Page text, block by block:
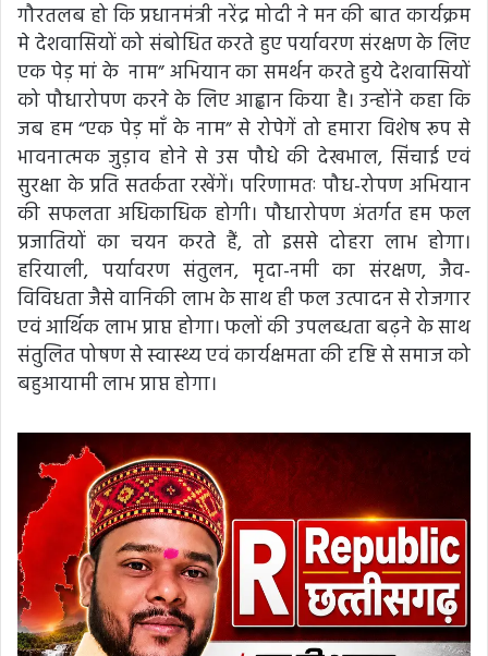
गौरतलब हो कि प्रधानमंत्री नरेंद्र मोदी ने मन की बात कार्यक्रम
मे देशवासियों को संबोधित करते हुए पर्यावरण संरक्षण के लिए
एक पेड़ मां के नाम” अभियान का समर्थन करते हुये देशवासियों
को पौधारोपण करने के लिए आह्वान किया है। उन्होंने कहा कि
जब हम “एक पेड़ माँ के नाम” से रोपेगें तो हमारा विशेष रूप से
भावनात्मक जुड़ाव होने से उस पौधे की देखभाल, सिंचाई एवं
सुरक्षा के प्रति सतर्कता रखेंगें। परिणामतः पौध-रोपण अभियान
की सफलता अधिकाधिक होगी। पौधारोपण अंतर्गत हम फल
प्रजातियों का चयन करते हैं, तो इससे दोहरा लाभ होगा।
हरियाली, पर्यावरण संतुलन, मृदा-नमी का संरक्षण, जैव-
विविधता जैसे वानिकी लाभ के साथ ही फल उत्पादन से रोजगार
एवं आर्थिक लाभ प्राप्त होगा। फलों की उपलब्धता बढ़‌ने के साथ
संतु‌लित पोषण से स्वास्थ्य एवं कार्यक्षमता की दृष्टि से समाज को
बहुआयामी लाभ प्राप्त होगा।